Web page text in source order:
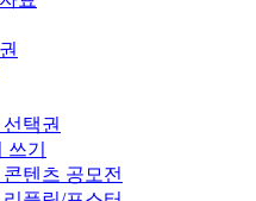
택권
기
텐츠 공모전